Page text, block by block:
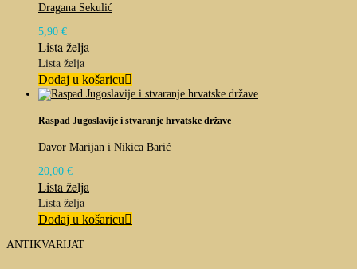
Dragana Sekulić
5,90 €
Lista želja
Lista želja
Dodaj u košaricu
Raspad Jugoslavije i stvaranje hrvatske države
Davor Marijan i Nikica Barić
20,00 €
Lista želja
Lista želja
Dodaj u košaricu
ANTIKVARIJAT